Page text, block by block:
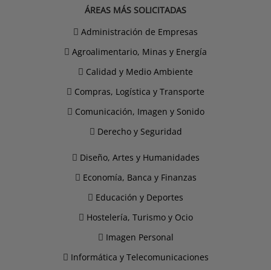
ÁREAS MÁS SOLICITADAS
Administración de Empresas
Agroalimentario, Minas y Energía
Calidad y Medio Ambiente
Compras, Logística y Transporte
Comunicación, Imagen y Sonido
Derecho y Seguridad
Diseño, Artes y Humanidades
Economía, Banca y Finanzas
Educación y Deportes
Hostelería, Turismo y Ocio
Imagen Personal
Informática y Telecomunicaciones